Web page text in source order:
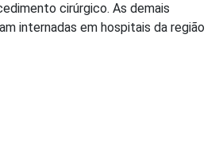
cirúrgico. As demais
internadas em hospitais da região